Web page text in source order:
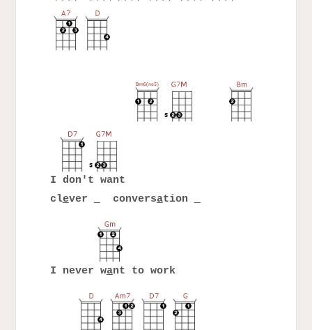
I don't want
clever conversation
I never want to work